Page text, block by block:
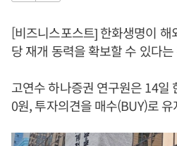
[비즈니스포스트] 한화생명이
당 재개 동력을 확보할 수 있다
고연수 하나증권 연구원은 14일
0원, 투자의견을 매수(BUY)로 유